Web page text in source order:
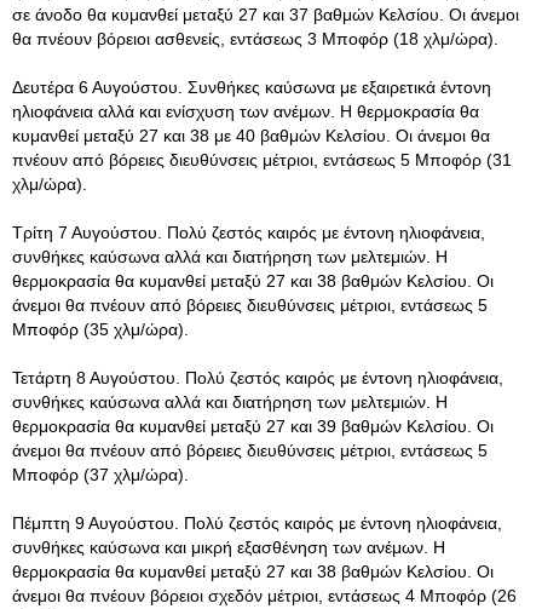
σε άνοδο θα κυμανθεί μεταξύ 27 και 37 βαθμών Κελσίου. Οι άνεμοι
θα πνέουν βόρειοι ασθενείς, εντάσεως 3 Μποφόρ (18 χλμ/ώρα).
Δευτέρα 6 Αυγούστου. Συνθήκες καύσωνα με εξαιρετικά έντονη
ηλιοφάνεια αλλά και ενίσχυση των ανέμων. Η θερμοκρασία θα
κυμανθεί μεταξύ 27 και 38 με 40 βαθμών Κελσίου. Οι άνεμοι θα
πνέουν από βόρειες διευθύνσεις μέτριοι, εντάσεως 5 Μποφόρ (31
χλμ/ώρα).
Τρίτη 7 Αυγούστου. Πολύ ζεστός καιρός με έντονη ηλιοφάνεια,
συνθήκες καύσωνα αλλά και διατήρηση των μελτεμιών. Η
θερμοκρασία θα κυμανθεί μεταξύ 27 και 38 βαθμών Κελσίου. Οι
άνεμοι θα πνέουν από βόρειες διευθύνσεις μέτριοι, εντάσεως 5
Μποφόρ (35 χλμ/ώρα).
Τετάρτη 8 Αυγούστου. Πολύ ζεστός καιρός με έντονη ηλιοφάνεια,
συνθήκες καύσωνα αλλά και διατήρηση των μελτεμιών. Η
θερμοκρασία θα κυμανθεί μεταξύ 27 και 39 βαθμών Κελσίου. Οι
άνεμοι θα πνέουν από βόρειες διευθύνσεις μέτριοι, εντάσεως 5
Μποφόρ (37 χλμ/ώρα).
Πέμπτη 9 Αυγούστου. Πολύ ζεστός καιρός με έντονη ηλιοφάνεια,
συνθήκες καύσωνα και μικρή εξασθένηση των ανέμων. Η
θερμοκρασία θα κυμανθεί μεταξύ 27 και 38 βαθμών Κελσίου. Οι
άνεμοι θα πνέουν βόρειοι σχεδόν μέτριοι, εντάσεως 4 Μποφόρ (26